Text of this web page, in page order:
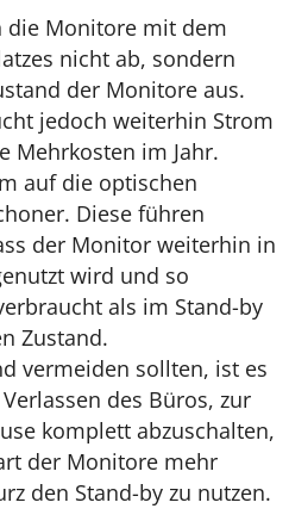
die Monitore mit dem
nicht ab, sondern
der Monitore aus.
jedoch weiterhin Strom
Mehrkosten im Jahr.
auf die optischen
Diese führen
der Monitor weiterhin in
wird und so
als im Stand-by
Zustand.
vermeiden sollten, ist es
des Büros, zur
komplett abzuschalten,
der Monitore mehr
den Stand-by zu nutzen.